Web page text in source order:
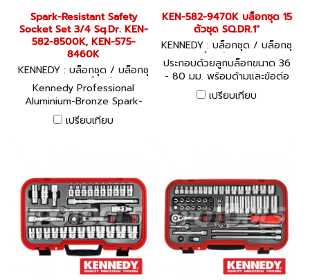
applications such as
petroleum and chemical
manufacturing, spray booth
operations, the marine
industry, the mining
industry, the paper
industries, or any location
where flammable vapours
and offer a breaking strain
of 75 - 85kgf/mm2. -
Beryllium Copper are
manufactured to 30-10HRC
and offer a breaking strain
of 1117 N/m - 1236 N/m.
Spark-resistant tools must
be maintained with special
Spark-Resistant Safety
Socket Set 3/4 Sq.Dr. KEN-
582-8500K, KEN-575-
8460K
KENNEDY : บล็อกชุด / บล็อกชุ
ดพร้อมเครื่องมือ
Kennedy Professional
Aluminium-Bronze Spark-
Resistant Safety Tools:
Socket Set 3/4” Square
or explosions in potentially
combustible or explosive
environments. They resist
the sparks that a standard
tool could potentially
create when striking hard
surfaces. The use of spark
resistant tools is essential
เปรียบเทียบ
KEN-582-9470K บล็อกชุด 15
ตัวชุด SQ.DR.1"
KENNEDY : บล็อกชุด / บล็อกชุ
ดพร้อมเครื่องมือ KEN-582-94
70K
ประกอบด้วยลูกบล็อกขนาด 36
- 80 มม. พร้อมด้ามและข้อต่อ
ในชุด
เปรียบเทียบ